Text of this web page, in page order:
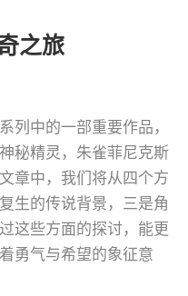
之旅
列中的一部重要作品，
秘精灵，朱雀菲尼克斯
章中，我们将从四个方
生的传说背景，三是角
这些方面的探讨，能更
勇气与希望的象征意